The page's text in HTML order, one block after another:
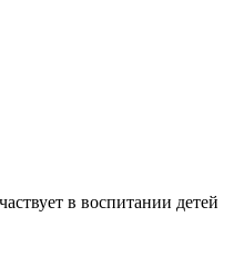
в воспитании детей